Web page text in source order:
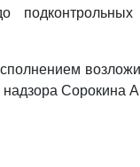
надзора Сорокина